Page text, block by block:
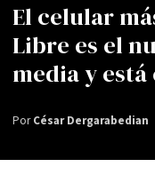
El celular
Libre es el
media y
PorCésar Dergarabedian